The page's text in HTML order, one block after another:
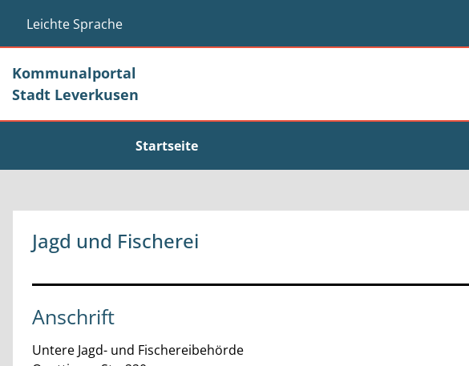
Zum Hauptinhalt springen
Leichte Sprache
Kommunalportal
Stadt Leverkusen
Startseite
Jagd und Fischerei
Anschrift
Untere Jagd- und Fischereibehörde